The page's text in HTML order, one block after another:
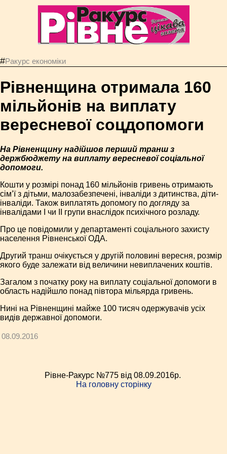
#Ракурс економiки
Рівненщина отримала 160
мільйонів на виплату
вересневої соцдопомоги
На Рівненщину надійшов перший транш з
держбюджету на виплату вересневої соціальної
допомоги.
Кошти у розмірі понад 160 мільйонів гривень отримають
сім’ї з дітьми, малозабезпечені, інваліди з дитинства, діти-
інваліди. Також виплатять допомогу по догляду за
інвалідами І чи ІІ групи внаслідок психічного розладу.
Про це повідомили у департаменті соціального захисту
населення Рівненської ОДА.
Другий транш очікується у другій половині вересня, розмір
якого буде залежати від величини невиплачених коштів.
Загалом з початку року на виплату соціальної допомоги в
область надійшло понад півтора мільярда гривень.
Нині на Рівненщині майже 100 тисяч одержувачів усіх
видів державної допомоги.
08.09.2016
Рівне-Ракурс №775 від 08.09.2016p.
На головну сторінку